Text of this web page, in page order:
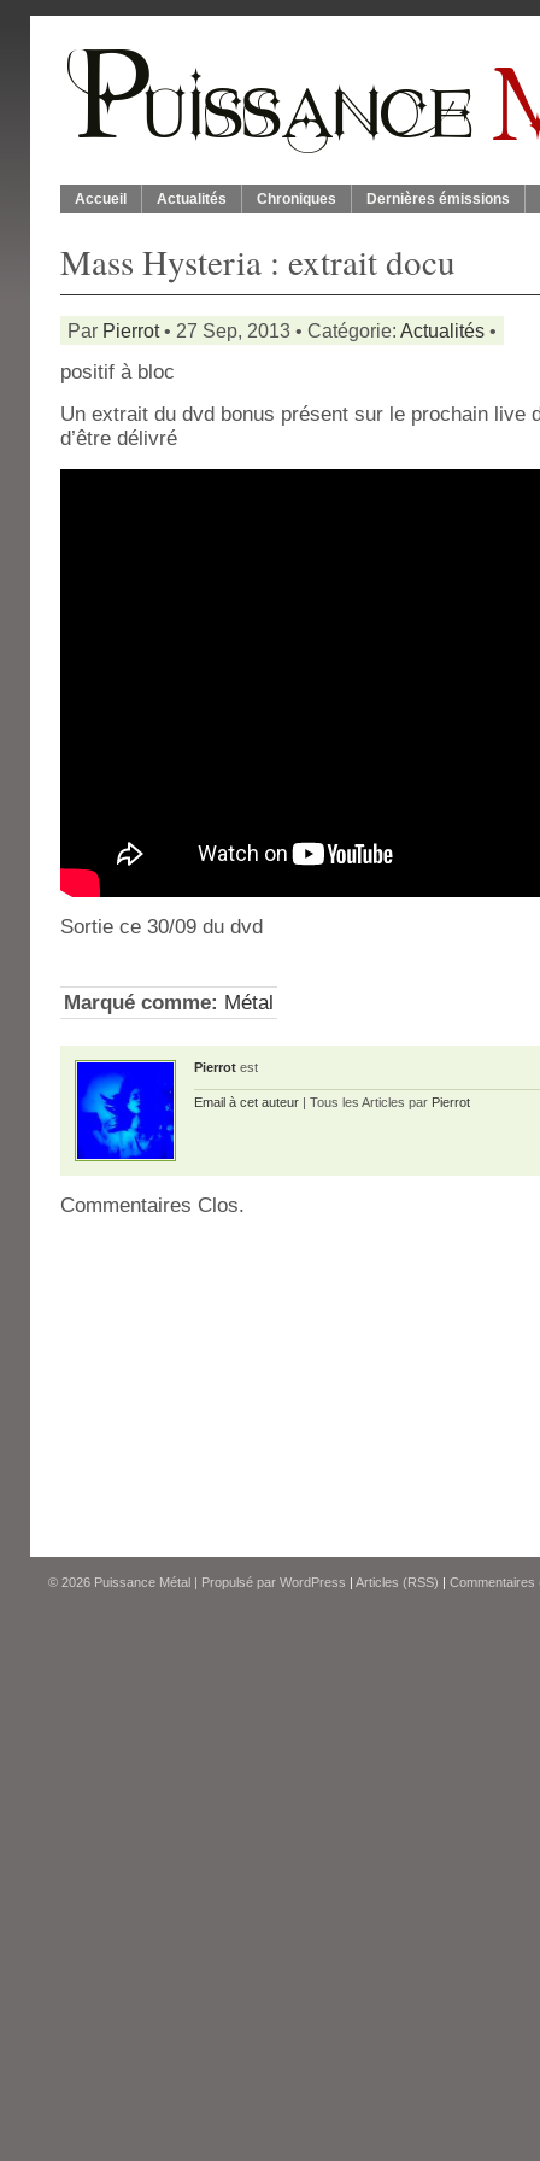
Accueil Actualités Chroniques Dernières émissions
Mass Hysteria : extrait docu
Par Pierrot• 27 Sep, 2013 • Catégorie: Actualités •
positif à bloc
Un extrait du dvd bonus présent sur le prochain live
d’être délivré
Sortie ce 30/09 du dvd
Marqué comme: Métal
Pierrot est
Email à cet auteur | Tous les Articles par Pierrot
Commentaires Clos.
© 2026 Puissance Métal | Propulsé par WordPress | Articles (RSS) | Commentaires